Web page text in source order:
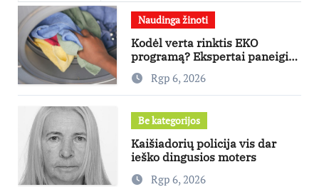
Naudinga žinoti
Kodėl verta rinktis EKO
programą? Ekspertai paneigia
dažniausius mitus
Rgp 6, 2026
Be kategorijos
Kaišiadorių policija vis dar
ieško dingusios moters
Rgp 6, 2026